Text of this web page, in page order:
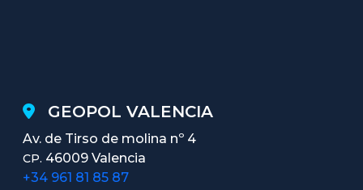
GEOPOL VALENCIA
Av. de Tirso de molina nº 4
CP. 46009 Valencia
+34 961 81 85 87